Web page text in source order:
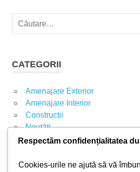
ă
u
p
ă
:
CATEGORII
Amenajare Exterior
Amenajare Interior
Construcții
Noutăți
ARTICOLE RECENTE
Respectăm confidențialitatea
Cookies-urile ne ajută să vă